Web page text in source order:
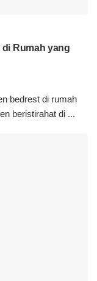
di Rumah yang
bedrest di rumah
beristirahat di ...